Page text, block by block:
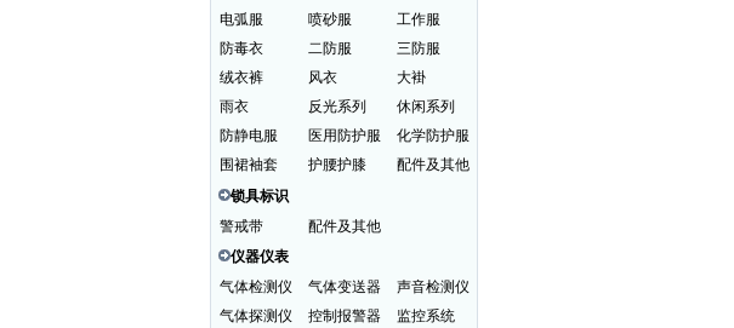
电弧服
喷砂服
工作服
防毒衣
二防服
三防服
绒衣裤
风衣
大褂
雨衣
反光系列
休闲系列
防静电服
医用防护服
化学防护服
围裙袖套
护腰护膝
配件及其他
锁具标识
警戒带
配件及其他
仪器仪表
气体检测仪
气体变送器
声音检测仪
气体探测仪
控制报警器
监控系统